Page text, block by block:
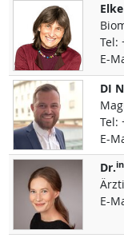
Elke
Tel:
E-
DI
Tel:
E-
Dr.in
E-